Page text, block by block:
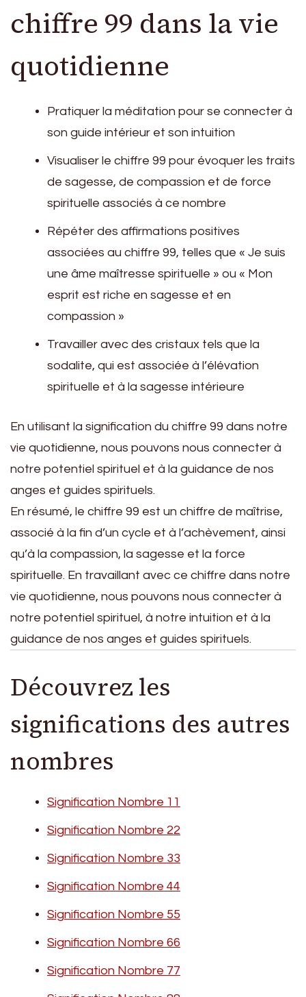
chiffre 99 dans la vie
quotidienne
Pratiquer la méditation pour se connecter à
son guide intérieur et son intuition
Visualiser le chiffre 99 pour évoquer les traits
de sagesse, de compassion et de force
spirituelle associés à ce nombre
Répéter des affirmations positives
associées au chiffre 99, telles que « Je suis
une âme maîtresse spirituelle » ou « Mon
esprit est riche en sagesse et en
compassion »
Travailler avec des cristaux tels que la
sodalite, qui est associée à l’élévation
spirituelle et à la sagesse intérieure
En utilisant la signification du chiffre 99 dans notre
vie quotidienne, nous pouvons nous connecter à
notre potentiel spirituel et à la guidance de nos
anges et guides spirituels.
En résumé, le chiffre 99 est un chiffre de maîtrise,
associé à la fin d’un cycle et à l’achèvement, ainsi
qu’à la compassion, la sagesse et la force
spirituelle. En travaillant avec ce chiffre dans notre
vie quotidienne, nous pouvons nous connecter à
notre potentiel spirituel, à notre intuition et à la
guidance de nos anges et guides spirituels.
Découvrez les
significations des autres
nombres
Signification Nombre 11
Signification Nombre 22
Signification Nombre 33
Signification Nombre 44
Signification Nombre 55
Signification Nombre 66
Signification Nombre 77